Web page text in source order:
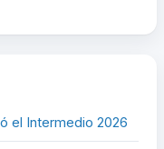
el Intermedio 2026